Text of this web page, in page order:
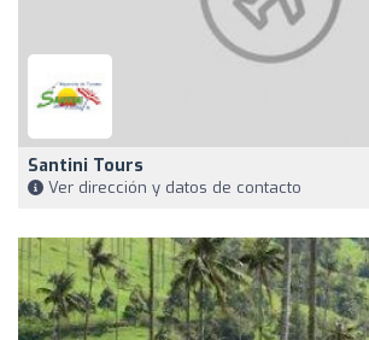
Santini Tours
Ver dirección y datos de contacto